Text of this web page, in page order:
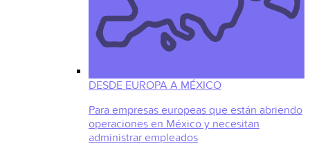
DESDE EUROPA A MÉXICO
Para empresas europeas que están abriendo
operaciones en México y necesitan
administrar empleados